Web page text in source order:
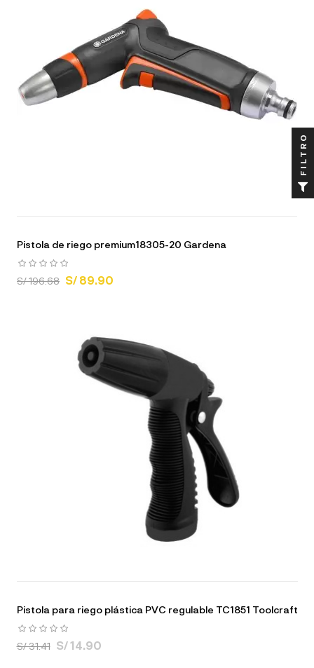
Pistola de riego premium18305-20 Gardena
S/ 196.68 S/ 89.90
Pistola para riego plástica PVC regulable TC1851 Toolcraft
S/ 31.41 S/ 14.90
FILTRO